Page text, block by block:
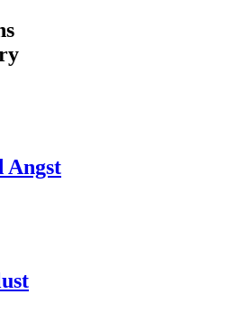
Angst